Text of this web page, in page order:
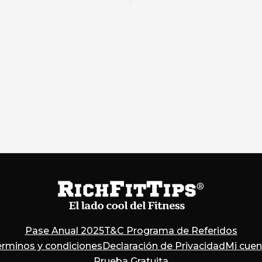
Pase Anual 2025T&C Programa de Referidos
y condicionesDeclaración de PrivacidadMi